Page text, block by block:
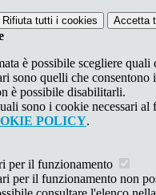
Rifiuta tutti i cookies Accetta
è possibile scegliere quali
sono quelli che consentono
è possibile disabilitarli.
sono i cookie necessari al
POLICY.
per il funzionamento
per il funzionamento non